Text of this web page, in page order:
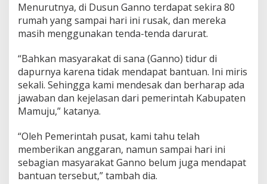
i
'
Menurutnya, di Dusun Ganno terdapat sekira 80
rumah yang sampai hari ini rusak, dan mereka
masih menggunakan tenda-tenda darurat.
“Bahkan masyarakat di sana (Ganno) tidur di
dapurnya karena tidak mendapat bantuan. Ini miris
sekali. Sehingga kami mendesak dan berharap ada
jawaban dan kejelasan dari pemerintah Kabupaten
Mamuju,” katanya.
“Oleh Pemerintah pusat, kami tahu telah
memberikan anggaran, namun sampai hari ini
sebagian masyarakat Ganno belum juga mendapat
bantuan tersebut,” tambah dia.